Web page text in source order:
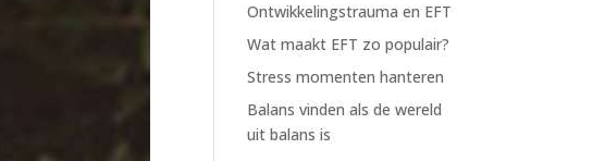
Ontwikkelingstrauma en EFT
Wat maakt EFT zo populair?
Stress momenten hanteren
Balans vinden als de wereld
uit balans is